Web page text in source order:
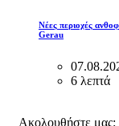
Νέες περιοχές
Gerau
6 λεπτά
Ακολουθήστε μας: